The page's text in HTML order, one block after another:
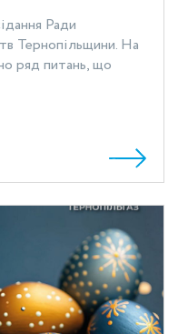
Ради
Тернопільщини. На
ряд питань, що